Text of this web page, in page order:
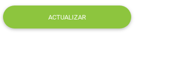
ACTUALIZAR